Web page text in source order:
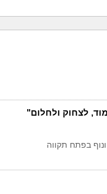
לצחוק ולחלום"
בפתח תקווה